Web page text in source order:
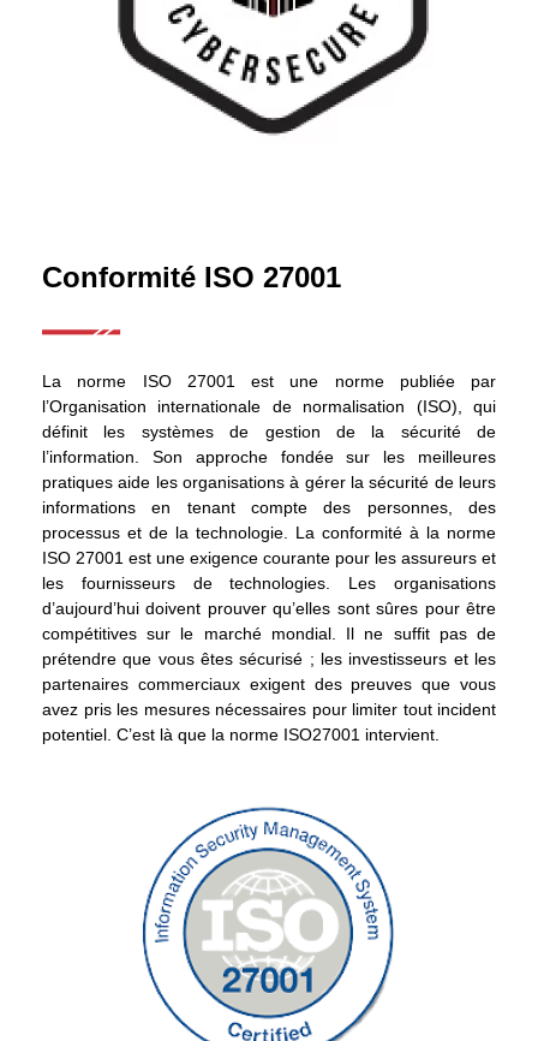
Conformité ISO 27001
La norme ISO 27001 est une norme publiée par
l’Organisation internationale de normalisation (ISO), qui
définit les systèmes de gestion de la sécurité de
l’information. Son approche fondée sur les meilleures
pratiques aide les organisations à gérer la sécurité de leurs
informations en tenant compte des personnes, des
processus et de la technologie. La conformité à la norme
ISO 27001 est une exigence courante pour les assureurs et
les fournisseurs de technologies. Les organisations
d’aujourd’hui doivent prouver qu’elles sont sûres pour être
compétitives sur le marché mondial. Il ne suffit pas de
prétendre que vous êtes sécurisé ; les investisseurs et les
partenaires commerciaux exigent des preuves que vous
avez pris les mesures nécessaires pour limiter tout incident
potentiel. C’est là que la norme ISO27001 intervient.